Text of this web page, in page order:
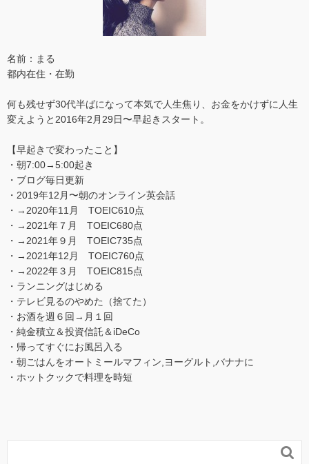
名前：まる
都内在住・在勤
何も残せず30代半ばになって本気で人生焦り、お金をかけずに人生
変えようと2016年2月29日〜早起きスタート。
【早起きで変わったこと】
・朝7:00→5:00起き
・ブログ毎日更新
・2019年12月〜朝のオンライン英会話
・→2020年11月 TOEIC610点
・→2021年７月 TOEIC680点
・→2021年９月 TOEIC735点
・→2021年12月 TOEIC760点
・→2022年３月 TOEIC815点
・ランニングはじめる
・テレビ見るのやめた（捨てた）
・お酒を週６回→月１回
・純金積立＆投資信託＆iDeCo
・帰ってすぐにお風呂入る
・朝ごはんをオートミールマフィン,ヨーグルト,バナナに
・ホットクックで料理を時短
